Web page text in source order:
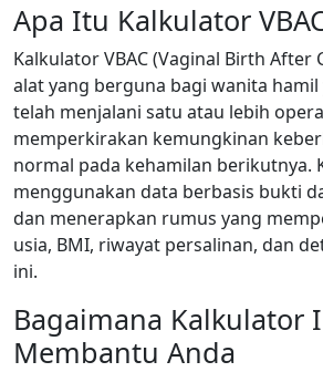
Apa Itu Kalkulator
Kalkulator VBAC (Vaginal Birth After
alat yang berguna bagi wanita
telah menjalani satu atau lebih
memperkirakan kemungkinan
normal pada kehamilan berikutnya.
menggunakan data berbasis bukti
dan menerapkan rumus yang
usia, BMI, riwayat persalinan, dan
ini.
Bagaimana Kalkulator
Membantu Anda